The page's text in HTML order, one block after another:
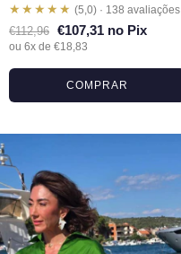
★★★★★ (5,0) · 138 avaliações
€112,96 €107,31 no Pix
ou 6x de €18,83
COMPRAR